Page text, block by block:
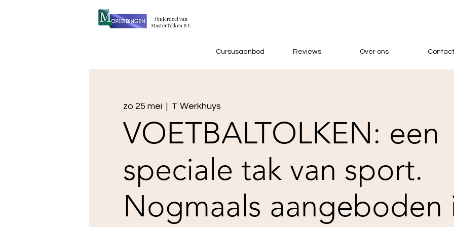
​Onderdeel van
MasterTolken B.V.
Cursusaanbod Reviews Over ons Contact
zo 25 mei
  |
T Werkhuys
VOETBALTOLKEN: een
speciale tak van sport.
Nogmaals aangeboden